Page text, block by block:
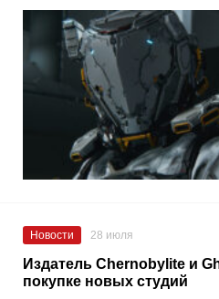
Новости 28 июля
Издатель Chernobylite и
покупке новых студий